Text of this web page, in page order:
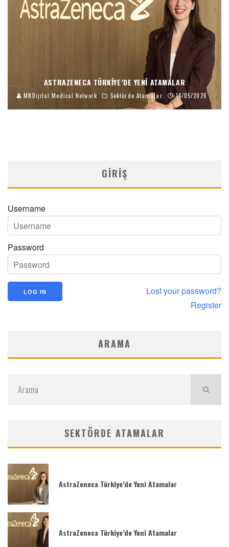
ASTRAZENECA TÜRKIYE’DE YENI ATAMALAR
MNDijital Medical Network Sektörde Atamalar 14/05/2026
GIRIŞ
Username
Password
Lost your password?
Register
ARAMA
SEKTÖRDE ATAMALAR
AstraZeneca Türkiye’de Yeni Atamalar
AstraZeneca Türkiye’de Yeni Atamalar